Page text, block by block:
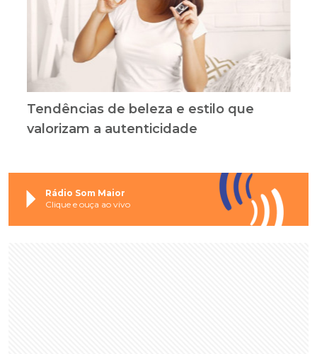
Tendências de beleza e estilo que
valorizam a autenticidade
Rádio Som Maior
Clique e ouça ao vivo